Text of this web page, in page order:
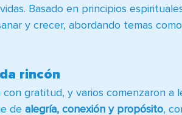
Basado en principios
y crecer, abordando temas
rincón
gratitud, y varios comenzaron a
de alegría, conexión y propósito,